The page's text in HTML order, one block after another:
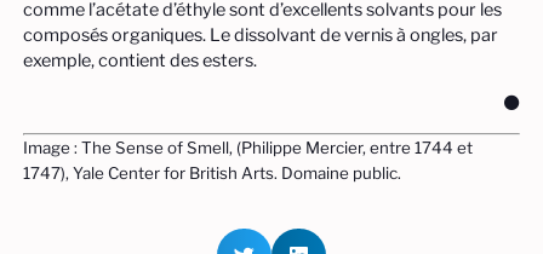
comme l’acétate d’éthyle sont d’excellents solvants pour les
composés organiques. Le dissolvant de vernis à ongles, par
exemple, contient des esters.
⚫
Image : The Sense of Smell, (Philippe Mercier, entre 1744 et
1747), Yale Center for British Arts. Domaine public.